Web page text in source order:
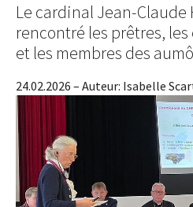
Le cardinal Jean-Claude
rencontré les prêtres,
et les membres des
24.02.2026 – Auteur: Isabelle